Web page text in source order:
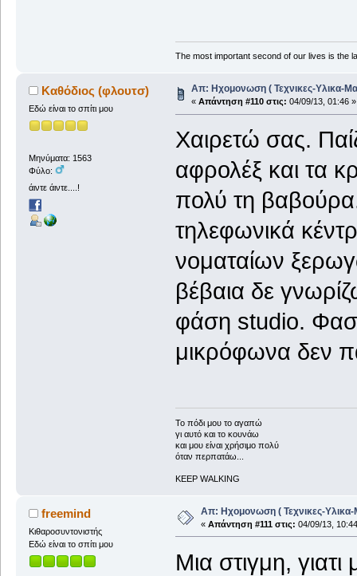
The most important second of our lives is the
Καθόδιος (φλουτσ)
Εδώ είναι το σπίτι μου
Μηνύματα: 1563
Φύλο:
άιντε άιντε....!
Απ: Ηχομονωση ( Τεχνικες-Υλικα-
« Απάντηση #110 στις: 04/09/13, 01:46 »
Χαιρετώ σας.
αφρολέξ και τα
πολύ τη
τηλεφωνικά
νοματαίων
βέβαια δε
φάση studio.
μικρόφωνα δεν
To πόδι μου το αγαπώ
γι αυτό και το κουνάω
και μου είναι χρήσιμο πολύ
όταν περπατάω...
KEEP WALKING
freemind
Κιθαροσυντονιστής
Εδώ είναι το σπίτι μου
Απ: Ηχομονωση ( Τεχνικες-Υλικα-
« Απάντηση #111 στις: 04/09/13,
Μια στιγμη,